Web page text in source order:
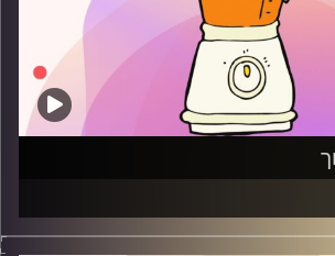
איתה את הבוקר בהגשת רועי בלוך